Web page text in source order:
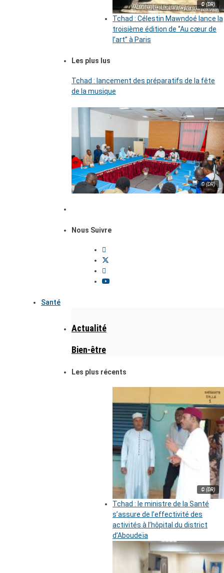
© (DR)
Tchad : Célestin Mawndoé lance la
troisième édition de ‘’Au cœur de
l’art’’ à Paris
Les plus lus
Tchad : lancement des préparatifs de la fête
de la musique
© (DR)
Nous Suivre
Santé
Actualité
Bien-être
Les plus récents
© (DR)
Tchad : le ministre de la Santé
s’assure de l’effectivité des
activités à l’hôpital du district
d’Aboudeïa